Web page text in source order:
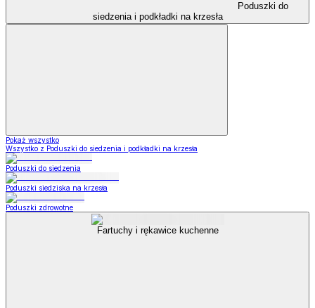
Poduszki do
siedzenia i podkładki na krzesła
Pokaż wszystko
Wszystko z Poduszki do siedzenia i podkładki na krzesła
Poduszki do siedzenia
Poduszki siedziska na krzesła
Poduszki zdrowotne
Fartuchy i rękawice kuchenne